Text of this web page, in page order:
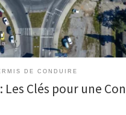
DE CONDUIRE
Les Clés pour une